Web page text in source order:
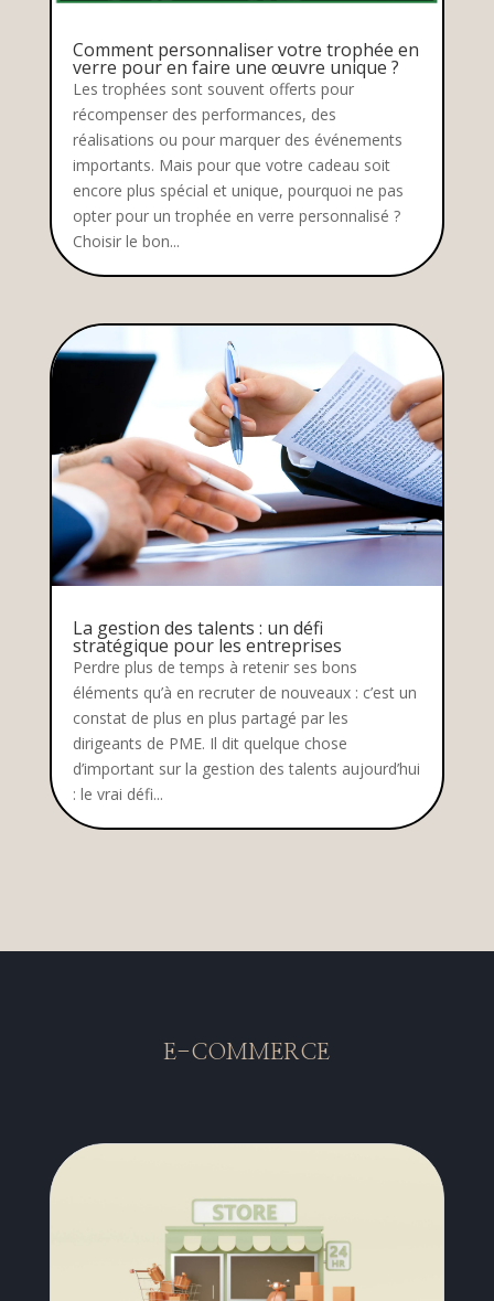
Comment personnaliser votre trophée en
verre pour en faire une œuvre unique ?
Les trophées sont souvent offerts pour
récompenser des performances, des
réalisations ou pour marquer des événements
importants. Mais pour que votre cadeau soit
encore plus spécial et unique, pourquoi ne pas
opter pour un trophée en verre personnalisé ?
Choisir le bon...
La gestion des talents : un défi
stratégique pour les entreprises
Perdre plus de temps à retenir ses bons
éléments qu’à en recruter de nouveaux : c’est un
constat de plus en plus partagé par les
dirigeants de PME. Il dit quelque chose
d’important sur la gestion des talents aujourd’hui
: le vrai défi...
E-COMMERCE